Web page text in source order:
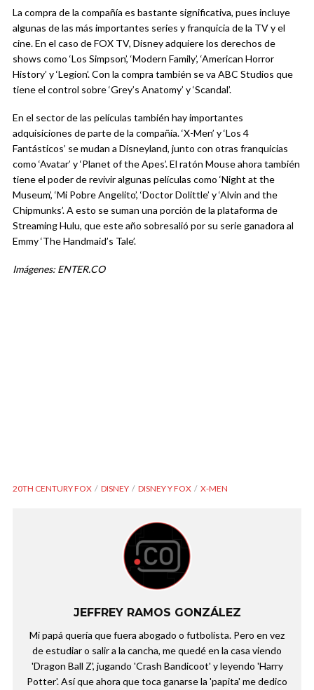
La compra de la compañía es bastante significativa, pues incluye
algunas de las más importantes series y franquicia de la TV y el
cine. En el caso de FOX TV, Disney adquiere los derechos de
shows como ‘Los Simpson’, ‘Modern Family’, ‘American Horror
History’ y ‘Legion’. Con la compra también se va ABC Studios que
tiene el control sobre ‘Grey’s Anatomy’ y ‘Scandal’.
En el sector de las películas también hay importantes
adquisiciones de parte de la compañía. ‘X-Men’ y ‘Los 4
Fantásticos’ se mudan a Disneyland, junto con otras franquicias
como ‘Avatar’ y ‘Planet of the Apes’. El ratón Mouse ahora también
tiene el poder de revivir algunas películas como ‘Night at the
Museum’, ‘Mi Pobre Angelito’, ‘Doctor Dolittle’ y ‘Alvin and the
Chipmunks’. A esto se suman una porción de la plataforma de
Streaming Hulu, que este año sobresalió por su serie ganadora al
Emmy ‘The Handmaid’s Tale’.
Imágenes: ENTER.CO
20TH CENTURY FOX DISNEY DISNEY Y FOX X-MEN
JEFFREY RAMOS GONZÁLEZ
Mi papá quería que fuera abogado o futbolista. Pero en vez
de estudiar o salir a la cancha, me quedé en la casa viendo
'Dragon Ball Z', jugando 'Crash Bandicoot' y leyendo 'Harry
Potter'. Así que ahora que toca ganarse la 'papita' me dedico